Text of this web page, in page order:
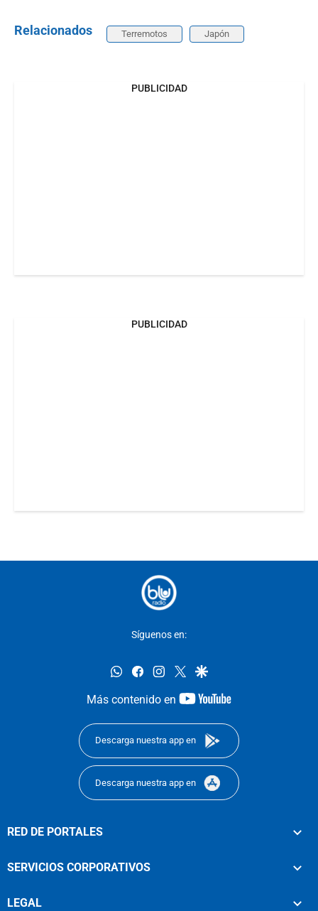
Relacionados Terremotos Japón
PUBLICIDAD
PUBLICIDAD
Síguenos en:
whatsappfacebookinstagram
twittergoogle
Más contenido en
youtube-
Descarga nuestra app en
Descarga nuestra app en
RED DE PORTALES
SERVICIOS CORPORATIVOS
LEGAL